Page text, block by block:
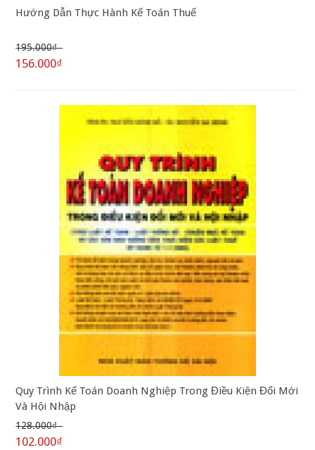
Hướng Dẫn Thực Hành Kế Toán Thuế
195.000₫
156.000₫
Quy Trình Kế Toán Doanh Nghiệp Trong Điều Kiện Đổi Mới
Và Hội Nhập
128.000₫
102.000₫